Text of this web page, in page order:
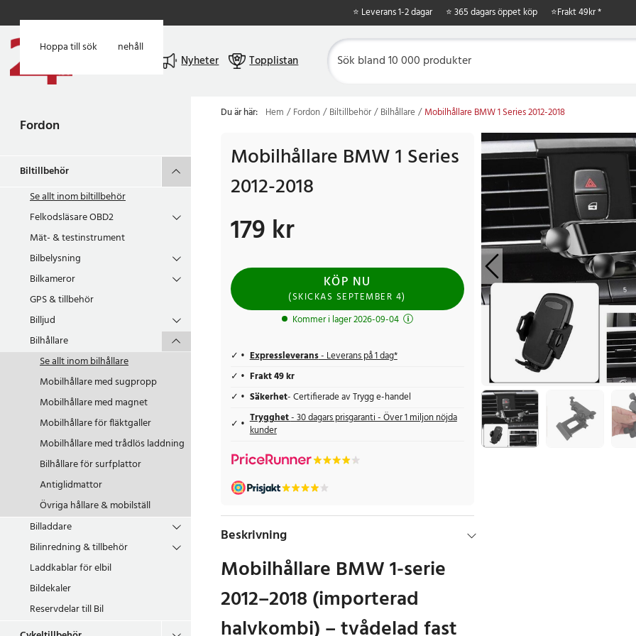
Hoppa till huvudinnehåll
Hoppa till sök
⭐ Leverans 1-2 dagar ⭐ 365 dagars öppet köp ⭐Frakt 49kr *
Nyheter Topplistan
Fordon
Biltillbehör
Se allt inombiltillbehör
Felkodsläsare OBD2
Mät- & testinstrument
Bilbelysning
Bilkameror
GPS & tillbehör
Billjud
Bilhållare
Se allt inombilhållare
Mobilhållare med sugpropp
Mobilhållare med magnet
Mobilhållare för fläktgaller
Mobilhållare med trådlös laddning
Bilhållare för surfplattor
Antiglidmattor
Övriga hållare & mobilställ
Billaddare
Bilinredning & tillbehör
Laddkablar för elbil
Bildekaler
Reservdelar till Bil
Du är här: Hem Fordon Biltillbehör Bilhållare Mobilhållare BMW 1 Series 2012-2018
Mobilhållare BMW 1 Series
2012-2018
Pris:179 kr
179 kr
KÖP NU
(SKICKAS SEPTEMBER 4)
Kommer i lager 2026-09-04
Expressleverans- Leverans på 1 dag*
Frakt 49 kr
Säkerhet- Certifierade av Trygg e-handel
Trygghet- 30 dagars prisgaranti - Över 1 miljon nöjda
kunder
Beskrivning
Mobilhållare BMW 1-serie
2012–2018 (importerad
halvkombi) – tvådelad fast